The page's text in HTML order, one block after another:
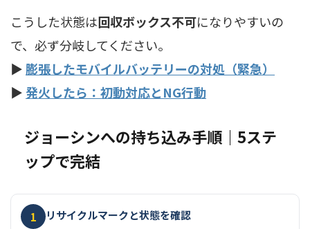
こうした状態は回収ボックス不可になりやすいの
で、必ず分岐してください。
▶膨張したモバイルバッテリーの対処（緊急）
▶ 発火したら：初動対応とNG行動
ジョーシンへの持ち込み手順｜5ステ
ップで完結
1 リサイクルマークと状態を確認